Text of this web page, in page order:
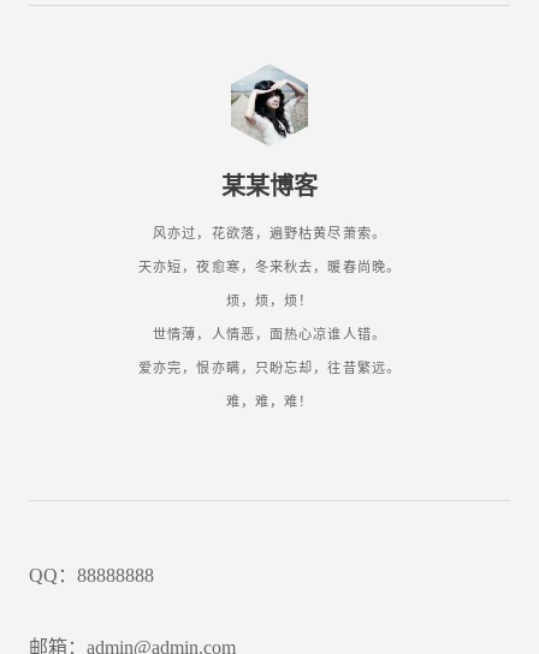
某某博客
风亦过，花欲落，遍野枯黄尽萧索。
天亦短，夜愈寒，冬来秋去，暖春尚晚。
烦，烦，烦！
世情薄，人情恶，面热心凉谁人错。
爱亦完，恨亦瞒，只盼忘却，往昔繁远。
难，难，难！
QQ：88888888
邮箱：admin@admin.com